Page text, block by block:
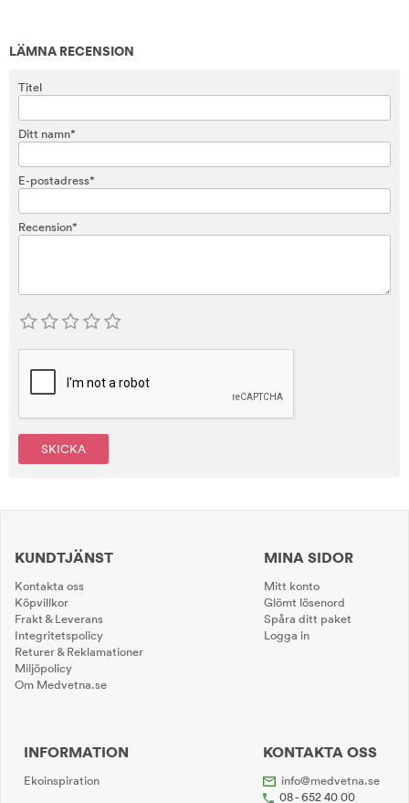
LÄMNA RECENSION
Titel
Ditt namn*
E-postadress*
Recension*
SKICKA
KUNDTJÄNST
Kontakta oss
Köpvillkor
Frakt & Leverans
Integritetspolicy
Returer & Reklamationer
Miljöpolicy
Om Medvetna.se
MINA SIDOR
Mitt konto
Glömt lösenord
Spåra ditt paket
Logga in
INFORMATION
Ekoinspiration
KONTAKTA OSS
info@medvetna.se
08 - 652 40 00